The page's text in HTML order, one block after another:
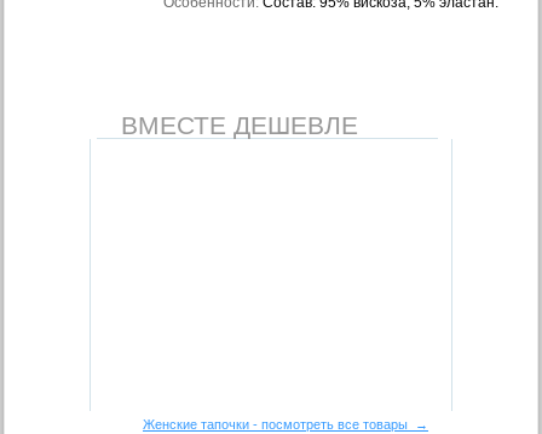
ВМЕСТЕ ДЕШЕВЛЕ
Женские тапочки - посмотреть все товары →